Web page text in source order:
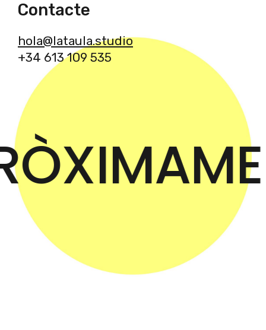
Contacte
hola@lataula.studio
+34 613 109 535